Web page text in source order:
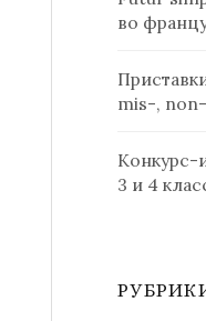
во
mis-,
Конкурс-
3 и 4